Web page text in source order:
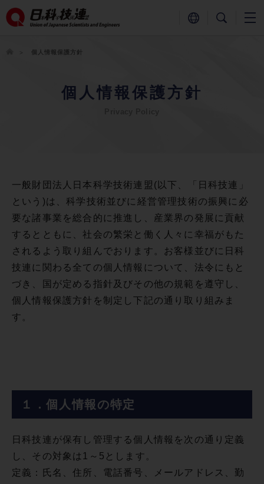
個人情報保護方針
個人情報保護方針
一般財団法人日本科学技術連盟(以下、「日科技連」
という)は、科学技術並びに経営管理技術の振興に必
要な諸事業を総合的に推進し、産業界の発展に貢献
するとともに、社会の繁栄と働く人々に幸福がもた
されるよう取り組んでおります。お客様並びに日科
技連に関わる全ての個人情報について、法令にもと
づき、国が定める指針及びその他の規範を遵守し、
個人情報保護方針を制定し下記の通り取り組みま
す。
１．個人情報の特定
日科技連が保有し管理する個人情報を次の通り定義
し、その対象は1～5とします。
定義：氏名、住所、電話番号、メールアドレス、勤